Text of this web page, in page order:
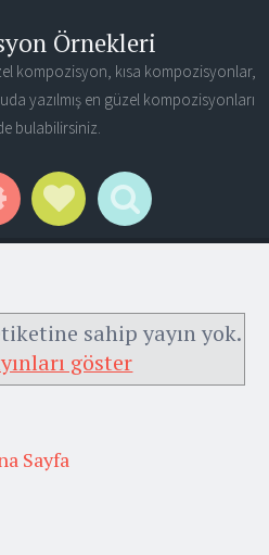
Örnekleri
kompozisyon, kısa kompozisyonlar,
yazılmış en güzel kompozisyonları
bulabilirsiniz.
Social Links
Search
sahip yayın yok.
göster
Sayfa